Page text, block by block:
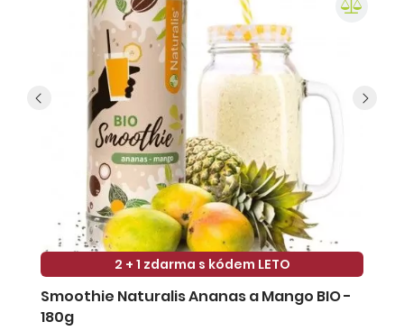
2 + 1 zdarma s kódem LETO
Smoothie Naturalis Ananas a Mango BIO -
180g